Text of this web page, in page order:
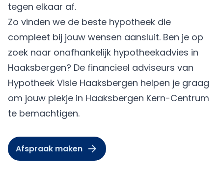
tegen elkaar af.
Zo vinden we de beste hypotheek die
compleet bij jouw wensen aansluit. Ben je op
zoek naar onafhankelijk hypotheekadvies in
Haaksbergen? De financieel adviseurs van
Hypotheek Visie Haaksbergen helpen je graag
om jouw plekje in Haaksbergen Kern-Centrum
te bemachtigen.
Afspraak maken